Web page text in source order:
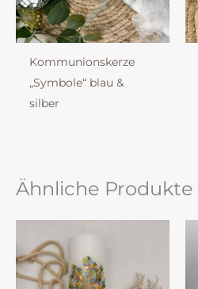
Kommunionskerze
„Symbole“ blau &
silber
Ähnliche Produkte